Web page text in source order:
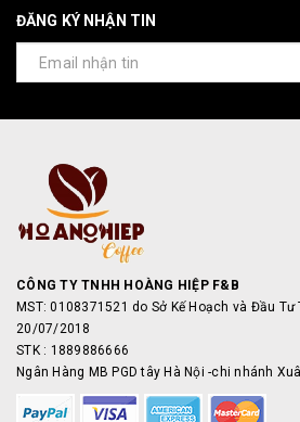
ĐĂNG KÝ NHẬN TIN
CÔNG TY TNHH HOÀNG HIỆP F&B
MST: 0108371521 do Sở Kế Hoạch và Đầu
20/07/2018
STK : 1889886666
Ngân Hàng MB PGD tây Hà Nội -chi nhánh